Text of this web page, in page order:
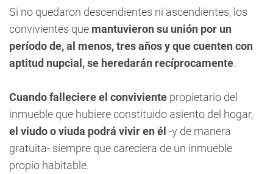
Si no quedaron descendientes ni ascendientes, los
convivientes que mantuvieron su unión por un
período de, al menos, tres años y que cuenten con
aptitud nupcial, se heredarán recíprocamente.
Cuando falleciere el conviviente propietario del
inmueble que hubiere constituido asiento del hogar,
el viudo o viuda podrá vivir en él -y de manera
gratuita- siempre que careciera de un inmueble
propio habitable.